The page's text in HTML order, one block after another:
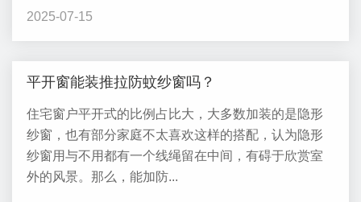
2025-07-15
平开窗能装推拉防蚊纱窗吗？
住宅窗户平开式的比例占比大，大多数加装的是隐形
纱窗，也有部分家庭不太喜欢这样的搭配，认为隐形
纱窗用与不用都有一个线绳留在中间，有碍于欣赏室
外的风景。那么，能加防...